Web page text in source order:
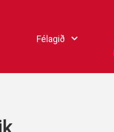
Félagið
Getraunaþjónusta Þórs